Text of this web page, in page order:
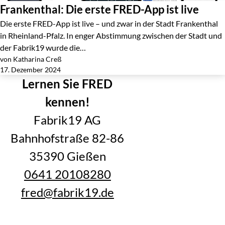
Frankenthal: Die erste FRED-App ist live
Die erste FRED-App ist live – und zwar in der Stadt Frankenthal
in Rheinland-Pfalz. In enger Abstimmung zwischen der Stadt und
der Fabrik19 wurde die…
von Katharina Creß
17. Dezember 2024
Lernen Sie FRED
kennen!
Fabrik19 AG
Bahnhofstraße 82-86
35390 Gießen
0641 20108280
fred@fabrik19.de